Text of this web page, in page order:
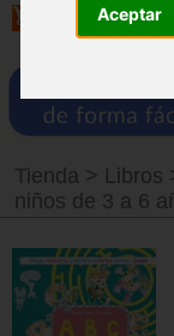
Aceptar
Tienda > Libros
niños de 3 a 6